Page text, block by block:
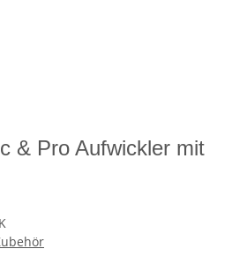
& Pro Aufwickler mit